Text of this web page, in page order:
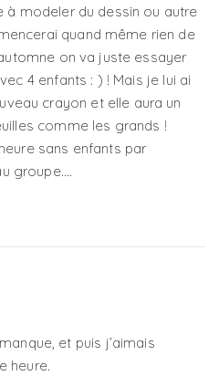
modeler du dessin ou autre
quand même rien de
on va juste essayer
4 enfants : ) ! Mais je lui ai
crayon et elle aura un
comme les grands !
sans enfants par
groupe….
et puis j’aimais
heure.